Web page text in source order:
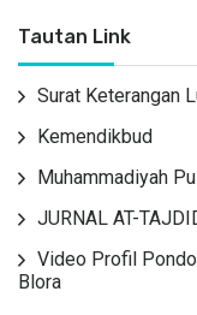
Tautan Link
Surat Keterangan
Kemendikbud
Muhammadiyah
JURNAL AT-
Video Profil
Blora